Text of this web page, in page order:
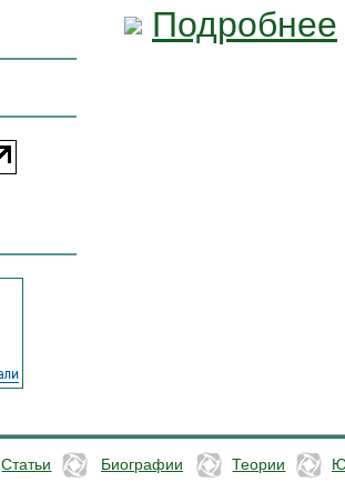
Подробнее
Статьи Биографии Теории